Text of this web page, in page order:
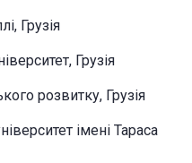
Грузія
Грузія
розвитку, Грузія
імені Тараса